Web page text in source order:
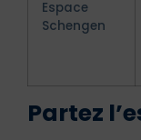
Espace
Schengen
Partez